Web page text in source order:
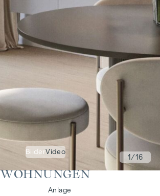
BilderVideo
1/16
WOHNUNGEN
Anlage